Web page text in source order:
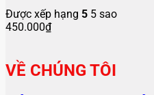
Được xếp hạng 5 5 sao
450.000₫
VỀ CHÚNG TÔI